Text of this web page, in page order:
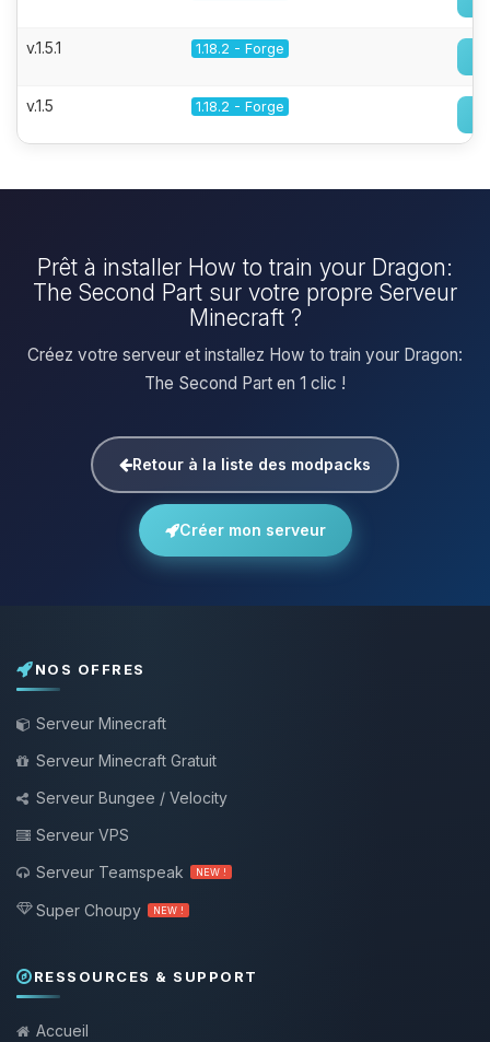
v.1.5.1 1.18.2 - Forge
v.1.5 1.18.2 - Forge
Prêt à installer How to train your Dragon:
The Second Part sur votre propre Serveur
Minecraft ?
Créez votre serveur et installez How to train your Dragon:
The Second Part en 1 clic !
Retour à la liste des modpacks
Créer mon serveur
NOS OFFRES
Serveur Minecraft
Serveur Minecraft Gratuit
Serveur Bungee / Velocity
Serveur VPS
Serveur Teamspeak
NEW !
Super Choupy NEW !
RESSOURCES & SUPPORT
Accueil